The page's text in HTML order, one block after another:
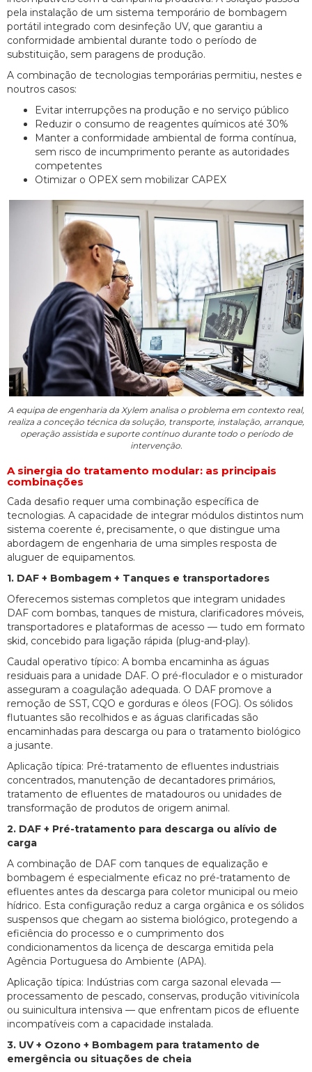
pela instalação de um sistema temporário de bombagem
portátil integrado com desinfeção UV, que garantiu a
conformidade ambiental durante todo o período de
substituição, sem paragens de produção.
A combinação de tecnologias temporárias permitiu, nestes e
noutros casos:
Evitar interrupções na produção e no serviço público
Reduzir o consumo de reagentes químicos até 30%
Manter a conformidade ambiental de forma contínua,
sem risco de incumprimento perante as autoridades
competentes
Otimizar o OPEX sem mobilizar CAPEX
A equipa de engenharia da Xylem analisa o problema em contexto real,
realiza a conceção técnica da solução, transporte, instalação, arranque,
operação assistida e suporte contínuo durante todo o período de
intervenção.
A sinergia do tratamento modular: as principais
combinações
Cada desafio requer uma combinação específica de
tecnologias. A capacidade de integrar módulos distintos num
sistema coerente é, precisamente, o que distingue uma
abordagem de engenharia de uma simples resposta de
aluguer de equipamentos.
1. DAF + Bombagem + Tanques e transportadores
Oferecemos sistemas completos que integram unidades
DAF com bombas, tanques de mistura, clarificadores móveis,
transportadores e plataformas de acesso — tudo em formato
skid, concebido para ligação rápida (plug-and-play).
Caudal operativo típico: A bomba encaminha as águas
residuais para a unidade DAF. O pré-floculador e o misturador
asseguram a coagulação adequada. O DAF promove a
remoção de SST, CQO e gorduras e óleos (FOG). Os sólidos
flutuantes são recolhidos e as águas clarificadas são
encaminhadas para descarga ou para o tratamento biológico
a jusante.
Aplicação típica: Pré-tratamento de efluentes industriais
concentrados, manutenção de decantadores primários,
tratamento de efluentes de matadouros ou unidades de
transformação de produtos de origem animal.
2. DAF + Pré-tratamento para descarga ou alívio de
carga
A combinação de DAF com tanques de equalização e
bombagem é especialmente eficaz no pré-tratamento de
efluentes antes da descarga para coletor municipal ou meio
hídrico. Esta configuração reduz a carga orgânica e os sólidos
suspensos que chegam ao sistema biológico, protegendo a
eficiência do processo e o cumprimento dos
condicionamentos da licença de descarga emitida pela
Agência Portuguesa do Ambiente (APA).
Aplicação típica: Indústrias com carga sazonal elevada —
processamento de pescado, conservas, produção vitivinícola
ou suinicultura intensiva — que enfrentam picos de efluente
incompatíveis com a capacidade instalada.
3. UV + Ozono + Bombagem para tratamento de
emergência ou situações de cheia